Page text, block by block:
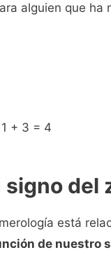
alguien que ha
+ 3 = 4
del
está
de nuestro